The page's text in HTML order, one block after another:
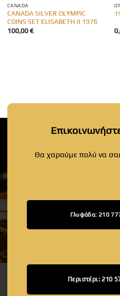
CANADA
CANADA SILVER OLYMPIC
COINS SET ELISABETH II 1976
100,00€
Θα χαρούμε πολύ να
Γλυφάδα: 210
Περιστέρι: 210